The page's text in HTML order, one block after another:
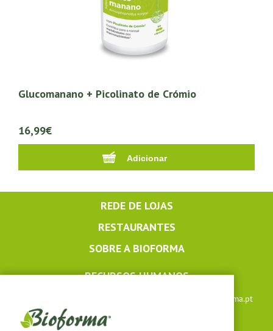
Glucomanano + Picolinato de Crómio
16,99€
REDE DE LOJAS
RESTAURANTES
SOBRE A BIOFORMA
RECURSOS HUMANOS
lojaonline@bioforma.pt
(dias úteis das 8h30 às 13h e das 14h às 17h30)